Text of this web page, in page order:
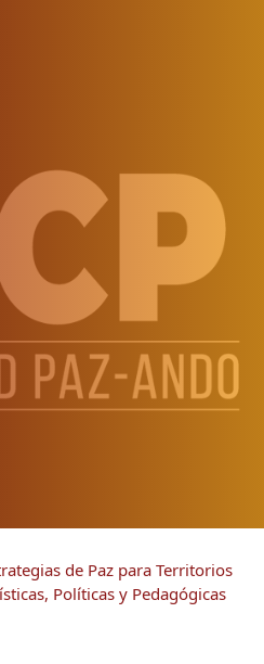
de Paz para Territorios
Políticas y Pedagógicas